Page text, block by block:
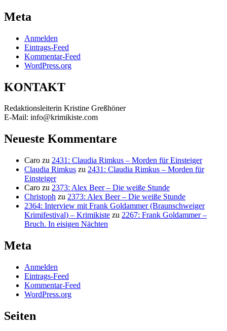
Meta
Anmelden
Eintrags-Feed
Kommentar-Feed
WordPress.org
KONTAKT
Redaktionsleiterin Kristine Greßhöner
E-Mail: info@krimikiste.com
Neueste Kommentare
Caro zu 2431: Claudia Rimkus – Morden für Einsteiger
Claudia Rimkus zu 2431: Claudia Rimkus – Morden für
Einsteiger
Caro zu 2373: Alex Beer – Die weiße Stunde
Christoph zu 2373: Alex Beer – Die weiße Stunde
2364: Interview mit Frank Goldammer (Braunschweiger
Krimifestival) – Krimikiste zu 2267: Frank Goldammer –
Bruch. In eisigen Nächten
Meta
Anmelden
Eintrags-Feed
Kommentar-Feed
WordPress.org
Seiten